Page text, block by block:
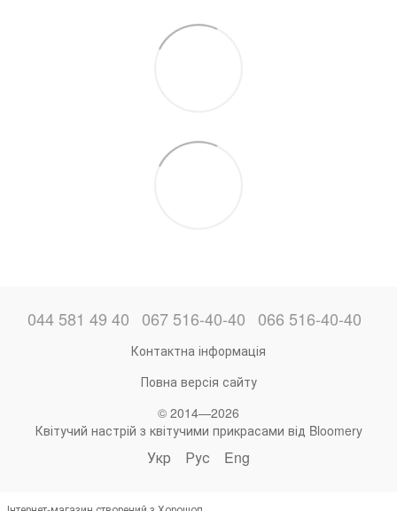
044 581 49 40 067 516-40-40 066 516-40-40
Контактна інформація
Повна версія сайту
© 2014—2026
Квітучий настрій з квітучими прикрасами від Bloomery
Укр Рус Eng